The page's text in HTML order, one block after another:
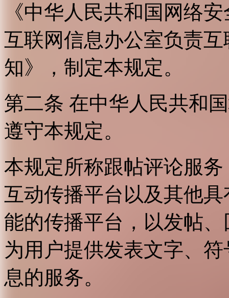
《中华人民共和国网络
互联网信息办公室负责
知》，制定本规定。
第二条 在中华人民共和
遵守本规定。
本规定所称跟帖评论服
互动传播平台以及其他
能的传播平台，以发帖
为用户提供发表文字、
息的服务。